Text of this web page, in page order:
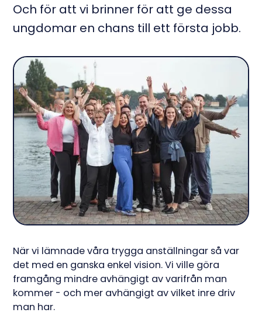
Och för att vi brinner för att ge dessa
ungdomar en chans till ett första jobb.
När vi lämnade våra trygga anställningar så var
det med en ganska enkel vision. Vi ville göra
framgång mindre avhängigt av varifrån man
kommer - och mer avhängigt av vilket inre driv
man har.